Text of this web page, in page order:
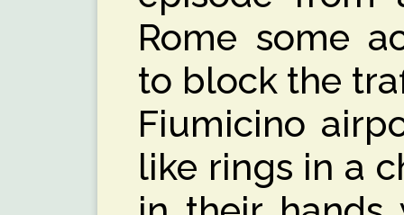
Rome some
to block the
Fiumicino
like rings in a